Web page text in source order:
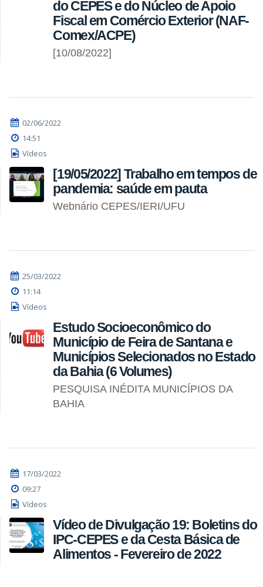
do CEPES e do Núcleo de Apoio
Fiscal em Comércio Exterior (NAF-
Comex/ACPE)
[10/08/2022]
02/06/2022
14:51
Vídeos
[19/05/2022] Trabalho em tempos de
pandemia: saúde em pauta
Webnário CEPES/IERI/UFU
25/03/2022
11:14
Vídeos
Estudo Socioeconômico do
Município de Feira de Santana e
Municípios Selecionados no Estado
da Bahia (6 Volumes)
PESQUISA INÉDITA MUNICÍPIOS DA
BAHIA
17/03/2022
09:27
Vídeos
Vídeo de Divulgação 19: Boletins do
IPC-CEPES e da Cesta Básica de
Alimentos - Fevereiro de 2022